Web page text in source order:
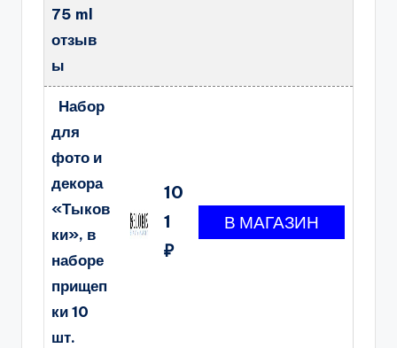
75 ml
отзыв
ы
Набор
для
фото и
декора
«Тыков
ки», в
наборе
прищеп
ки 10
шт.
10
1
₽